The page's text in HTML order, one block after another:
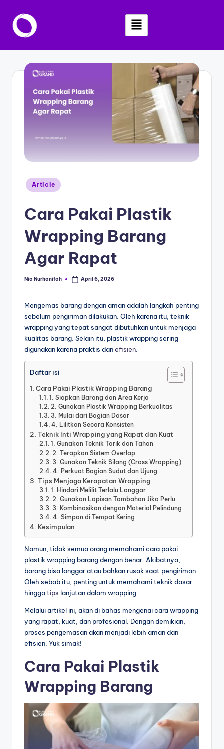
Skip
Article
Cara Pakai Plastik
Wrapping Barang
Agar Rapat
Nia Nurhanifah April 6, 2026
Mengemas barang dengan aman adalah langkah penting
sebelum pengiriman dilakukan. Oleh karena itu, teknik
wrapping yang tepat sangat dibutuhkan untuk menjaga
kualitas barang. Selain itu, plastik wrapping sering
digunakan karena praktis danefisien
Daftar isi
Cara Pakai Plastik Wrapping Barang
1. Siapkan Barang dan Area Kerja
2. Gunakan Plastik Wrapping Berkualitas
3. Mulai dari Bagian Dasar
4. Lilitkan Secara Konsisten
Teknik Inti Wrapping yang Rapat dan Kuat
1. Gunakan Teknik Tarik dan Tahan
2. Terapkan Sistem Overlap
3. Gunakan Teknik Silang (Cross Wrapping)
4. Perkuat Bagian Sudut dan Ujung
Tips Menjaga Kerapatan Wrapping
1. Hindari Melilit Terlalu Longgar
2. Gunakan Lapisan Tambahan Jika Perlu
3. Kombinasikan dengan Material Pelindung
4. Simpan di Tempat Kering
Kesimpulan
Namun, tidak semua orang memahami cara pakai
plastik wrapping barang dengan benar. Akibatnya,
barang bisa longgar atau bahkan rusak saat pengiriman.
Oleh sebab itu, penting untuk memahami teknik dasar
hinggatips lanjutan dalam wrapping.
Melalui artikel ini, akan di bahas mengenai cara wrapping
yang rapat, kuat, dan profesional. Dengan demikian,
proses pengemasan akan menjadi lebih aman dan
efisien. Yuk simak!
Cara Pakai Plastik
Wrapping Barang